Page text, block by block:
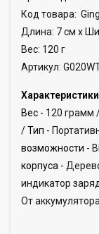
Код товара:
Длина: 7 см x
Вес: 120 г
Артикул:
Вес - 120 грамм
/Тип -
возможности -
корпуса -
индикатор
От